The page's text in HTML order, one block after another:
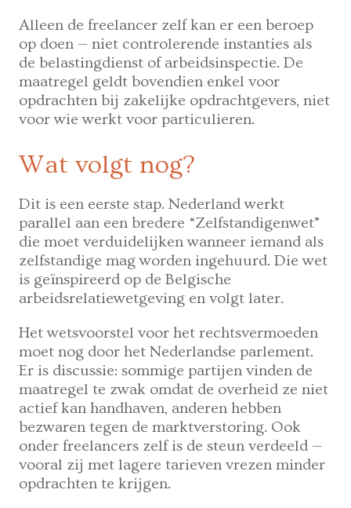
Alleen de freelancer zelf kan er een beroep
op doen — niet controlerende instanties als
de belastingdienst of arbeidsinspectie. De
maatregel geldt bovendien enkel voor
opdrachten bij zakelijke opdrachtgevers, niet
voor wie werkt voor particulieren.
Wat volgt nog?
Dit is een eerste stap. Nederland werkt
parallel aan een bredere “Zelfstandigenwet”
die moet verduidelijken wanneer iemand als
zelfstandige mag worden ingehuurd. Die wet
is geïnspireerd op de Belgische
arbeidsrelatiewetgeving en volgt later.
Het wetsvoorstel voor het rechtsvermoeden
moet nog door het Nederlandse parlement.
Er is discussie: sommige partijen vinden de
maatregel te zwak omdat de overheid ze niet
actief kan handhaven, anderen hebben
bezwaren tegen de marktverstoring. Ook
onder freelancers zelf is de steun verdeeld —
vooral zij met lagere tarieven vrezen minder
opdrachten te krijgen.